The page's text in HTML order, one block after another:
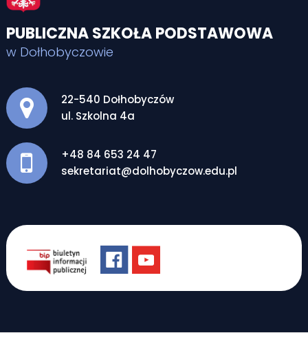
PUBLICZNA SZKOŁA PODSTAWOWA
w Dołhobyczowie
Adres pocztowy:
22-540 Dołhobyczów
ul. Szkolna 4a
+48 84 653 24 47
sekretariat@dolhobyczow.edu.pl